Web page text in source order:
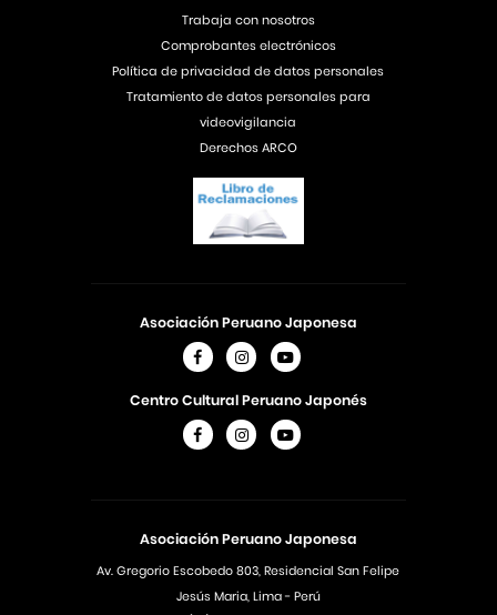
Asociación Peruano Japonesa
Av. Gregorio Escobedo 803, Residencial San Felipe
Jesús Maria, Lima - Perú
Asociación Peruano Japonesa
Centro Cultural Peruano Japonés
Trabaja con nosotros
Comprobantes electrónicos
Política de privacidad de datos personales
Tratamiento de datos personales para
videovigilancia
Derechos ARCO